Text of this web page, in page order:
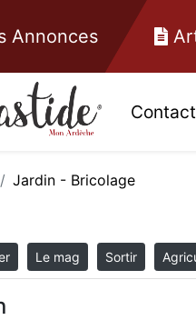
Annonces
Contact
Jardin - Bricolage
Le mag Sortir